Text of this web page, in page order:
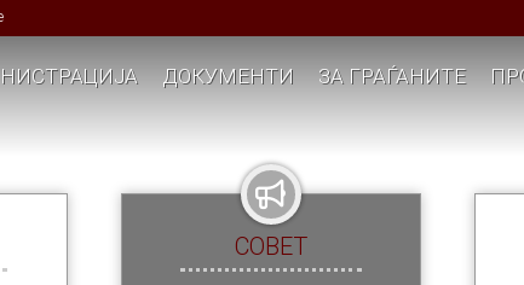
ДОКУМЕНТИ ЗА ГРАЃАНИТЕ
СОВЕТ